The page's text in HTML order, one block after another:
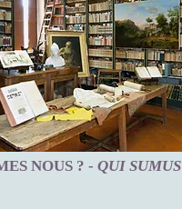
NOUS ? - QUI SUMUS